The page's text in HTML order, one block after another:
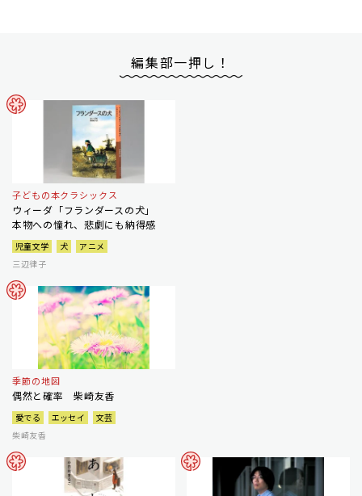
編集部一押し！
子どもの本クラシックス
ウィーダ「フランダースの犬」
本物への憧れ、悲劇にも納得感
児童文学 犬
アニメ
三辺律子
季節の地図
偶然と確率 柴崎友香
愛でる エッセイ
文芸
柴崎友香